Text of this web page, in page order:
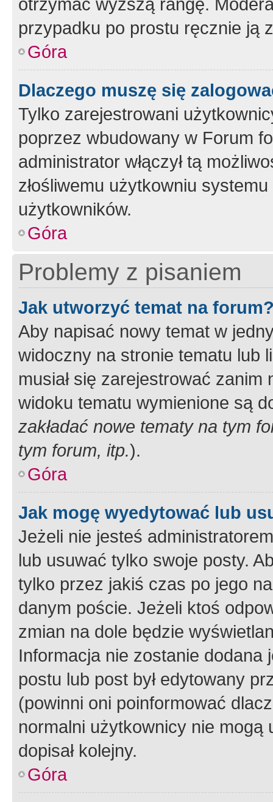
przypadku po prostu ręcznie ją
Góra
Dlaczego muszę się
Tylko zarejestrowani
poprzez wbudowany w Forum
administrator włączył tą
złośliwemu użytkowniu
użytkowników.
Góra
Problemy z pisaniem
Jak utworzyć temat na
Aby napisać nowy temat w
widoczny na stronie tematu lub
musiał się zarejestrować
widoku tematu wymienione są
zakładać nowe tematy na tym
tym forum, itp.).
Góra
Jak mogę wyedytować lub
Jeżeli nie jesteś
lub usuwać tylko swoje posty.
tylko przez jakiś czas po jego
danym poście. Jeżeli ktoś
zmian na dole będzie
Informacja nie zostanie dodana
postu lub post był edytowany
(powinni oni poinformować
normalni użytkownicy nie
dopisał kolejny.
Góra